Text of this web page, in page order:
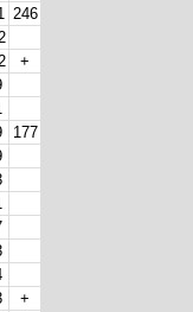
246
+
177
+